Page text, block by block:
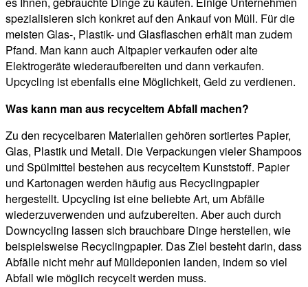
spezialisieren sich konkret auf den Ankauf von Müll. Für die
meisten Glas-, Plastik- und Glasflaschen erhält man zudem
Pfand. Man kann auch Altpapier verkaufen oder alte
Elektrogeräte wiederaufbereiten und dann verkaufen.
Upcycling ist ebenfalls eine Möglichkeit, Geld zu verdienen.
Was kann man aus recyceltem Abfall machen?
Zu den recycelbaren Materialien gehören sortiertes Papier,
Glas, Plastik und Metall. Die Verpackungen vieler Shampoos
und Spülmittel bestehen aus recyceltem Kunststoff. Papier
und Kartonagen werden häufig aus Recyclingpapier
hergestellt. Upcycling ist eine beliebte Art, um Abfälle
wiederzuverwenden und aufzubereiten. Aber auch durch
Downcycling lassen sich brauchbare Dinge herstellen, wie
beispielsweise Recyclingpapier. Das Ziel besteht darin, dass
Abfälle nicht mehr auf Mülldeponien landen, indem so viel
Abfall wie möglich recycelt werden muss.